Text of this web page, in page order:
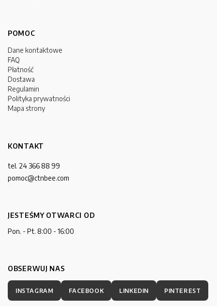
POMOC
Dane kontaktowe
FAQ
Płatność
Dostawa
Regulamin
Polityka prywatności
Mapa strony
KONTAKT
tel. 24 366 88 99
pomoc@ctnbee.com
JESTEŚMY OTWARCI OD
Pon. - Pt. 8:00 - 16:00
OBSERWUJ NAS
INSTAGRAM FACEBOOK LINKEDIN PINTEREST